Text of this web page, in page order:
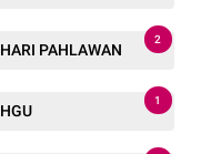
HARI PAHLAWAN
2
HGU
1